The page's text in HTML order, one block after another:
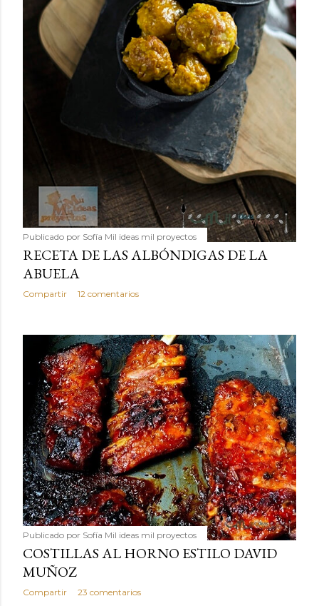
Publicado por Sofía Mil ideas mil proyectos
RECETA DE LAS ALBÓNDIGAS DE LA
ABUELA
Compartir 12 comentarios
Publicado por Sofía Mil ideas mil proyectos
COSTILLAS AL HORNO ESTILO DAVID
MUÑOZ
Compartir 23 comentarios